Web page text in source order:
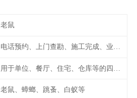
老鼠
老鼠、蟑螂、跳蚤、白蚁等